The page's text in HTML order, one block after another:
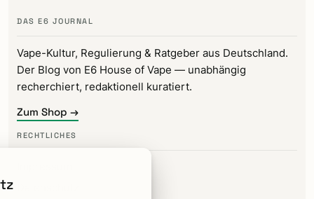
DAS E6 JOURNAL
Vape-Kultur, Regulierung & Ratgeber aus Deutschland.
Der Blog von E6 House of Vape — unabhängig
recherchiert, redaktionell kuratiert.
Zum Shop →
RECHTLICHES